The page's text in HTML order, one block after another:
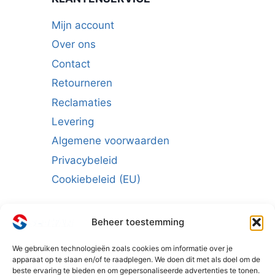
Beheer toestemming
We gebruiken technologieën zoals cookies om informatie over je
apparaat op te slaan en/of te raadplegen. We doen dit met als doel om de
beste ervaring te bieden en om gepersonaliseerde advertenties te tonen.
Mijn account
Over ons
Contact
Retourneren
Reclamaties
Levering
Algemene voorwaarden
Privacybeleid
Cookiebeleid (EU)
Schrijf u in voor de nieuwsbrief: